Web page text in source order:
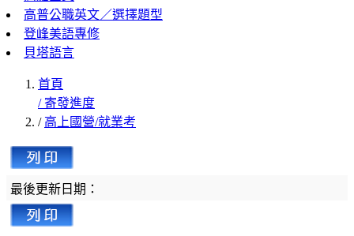
高普公職英文／選擇題型
登峰美語專修
貝塔語言
首頁
/ 寄發進度
/ 高上國營/就業考
最後更新日期：